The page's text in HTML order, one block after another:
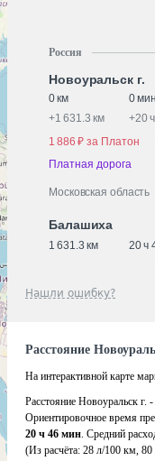
Россия
Новоуральск г.
0 км
0
+1 631.3 км +20
1 886 ₽ за Платон
Платная дорога
Московская область
Балашиха
1 631.3 км 20 ч
Нашли ошибку?
Расстояние
На интерактивной карте
Расстояние Новоуральск г.
Ориентировочное время
20 ч 46 мин. Средний
(Из расчёта: 28 л/100 км,